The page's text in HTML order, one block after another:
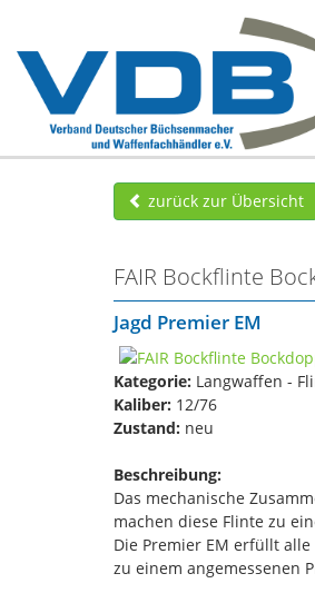
zurück zur Übersicht
FAIR Bockflinte
Jagd Premier EM
Kategorie: Langwaffen -
Kaliber: 12/76
Zustand: neu
Beschreibung:
Das mechanische
machen diese Flinte zu
Die Premier EM erfüllt
zu einem angemessenen